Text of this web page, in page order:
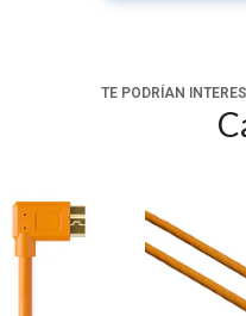
Galaxy S6 Edge+
Samsung Galaxy S10+
TE PODRÍAN